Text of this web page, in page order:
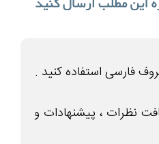
فارسی استفاده کنید .
نظرات ، پیشنهادات و